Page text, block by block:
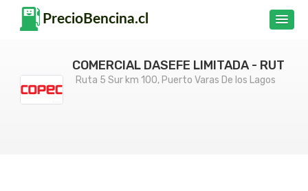
COMERCIAL DASEFE LIMITADA - RUT
Ruta 5 Sur km 100, Puerto Varas De los Lagos